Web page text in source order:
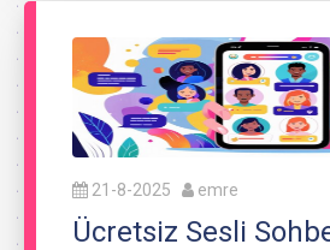
21-8-2025 emre
Ücretsiz Sesli